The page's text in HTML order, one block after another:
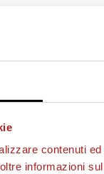
contenuti
informazioni